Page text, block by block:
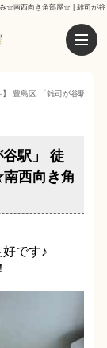
☆南西向き角部屋☆ | 雑司が
】 豊島区 「雑司が谷駅」
谷駅」 徒
西向き角
です♪